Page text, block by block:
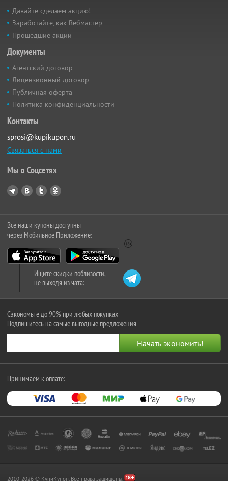
Давайте сделаем акцию!
Заработайте, как Вебмастер
Прошедшие акции
Документы
Агентский договор
Лицензионный договор
Публичная оферта
Политика конфиденциальности
Контакты
sprosi@kupikupon.ru
Связаться с нами
Мы в Соцсетях
Все наши купоны доступны
через Мобильное Приложение:
Ищите скидки поблизости,
не выходя из чата:
Сэкономьте до 90% при любых покупках
Подпишитесь на самые выгодные предложения
Принимаем к оплате:
2010-2026 © КупиКупон. Все права защищены.